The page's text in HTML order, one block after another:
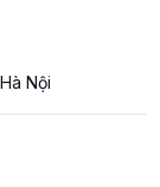
Nội